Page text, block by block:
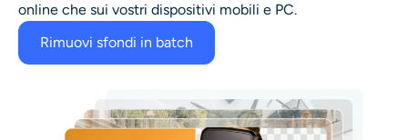
online che sui vostri dispositivi mobili e PC.
Rimuovi sfondi in batch